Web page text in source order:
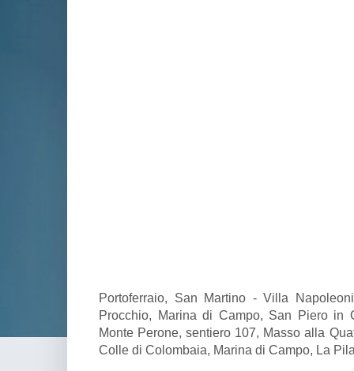
Portoferraio, San Martino - Villa
Procchio, Marina di Campo, San Piero in
Monte Perone, sentiero 107, Masso alla
Colle di Colombaia, Marina di Campo, La